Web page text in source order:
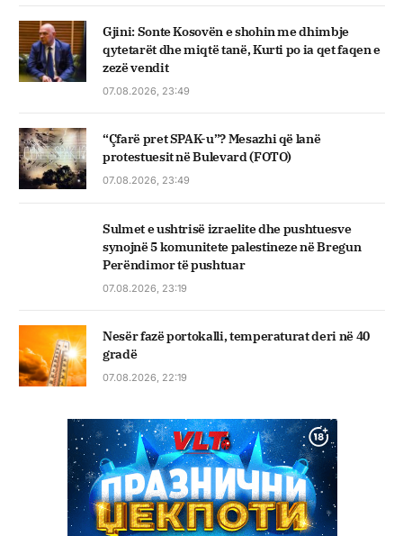
Gjini: Sonte Kosovën e shohin me dhimbje
qytetarët dhe miqtë tanë, Kurti po ia qet faqen e
zezë vendit
07.08.2026, 23:49
“Çfarë pret SPAK-u”? Mesazhi që lanë
protestuesit në Bulevard (FOTO)
07.08.2026, 23:49
Sulmet e ushtrisë izraelite dhe pushtuesve
synojnë 5 komunitete palestineze në Bregun
Perëndimor të pushtuar
07.08.2026, 23:19
Nesër fazë portokalli, temperaturat deri në 40
gradë
07.08.2026, 22:19